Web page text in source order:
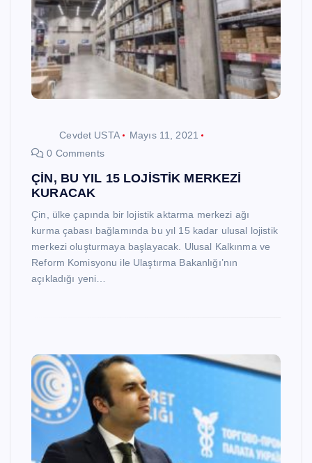
Cevdet USTA
Mayıs 11, 2021
0 Comments
ÇİN, BU YIL 15 LOJİSTİK MERKEZİ
KURACAK
Çin, ülke çapında bir lojistik aktarma merkezi ağı
kurma çabası bağlamında bu yıl 15 kadar ulusal lojistik
merkezi oluşturmaya başlayacak. Ulusal Kalkınma ve
Reform Komisyonu ile Ulaştırma Bakanlığı’nın
açıkladığı yeni…